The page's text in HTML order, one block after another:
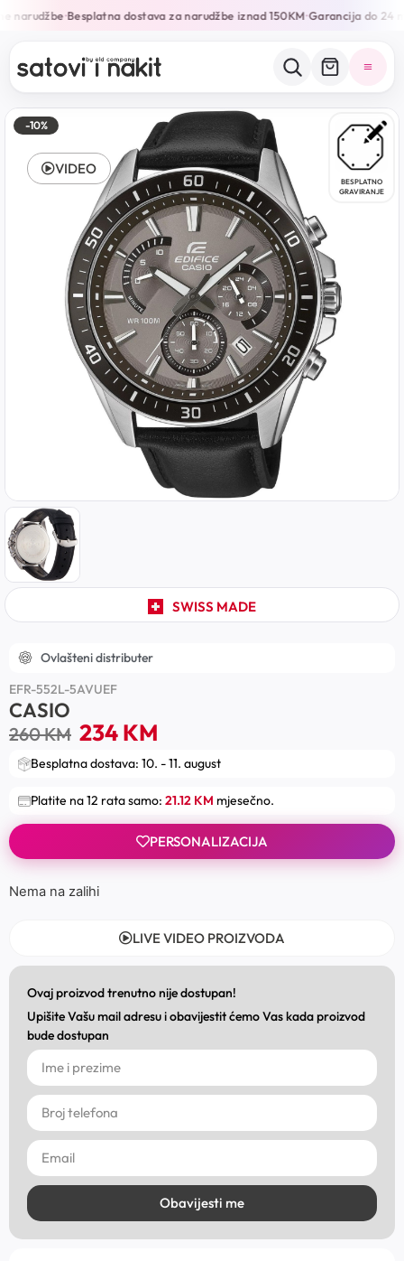
narudžbe•Besplatna dostava za narudžbe iznad 150KM•Garancija do 24
-10%
BESPLATNO
GRAVIRANJE
SWISS MADE
VIDEO
Ovlašteni distributer
EFR-552L-5AVUEF
CASIO
260KM 234KM
Besplatna dostava: 10. - 11. august
Platite na 12 rata samo: 21.12 KM mjesečno.
PERSONALIZACIJA
Nema na zalihi
LIVE VIDEO PROIZVODA
Ovaj proizvod trenutno nije dostupan!
Upišite Vašu mail adresu i obavijestit ćemo Vas kada proizvod
bude dostupan
Obavijesti me